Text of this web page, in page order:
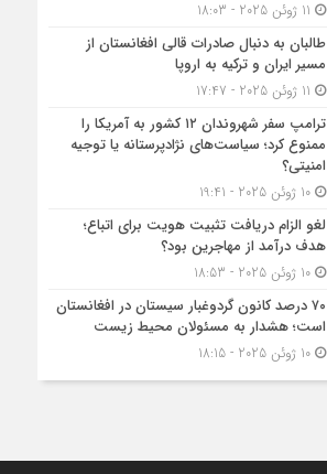
طالبان به دنبال صادرات قالی افغانستان از
مسیر ایران و ترکیه به اروپا
ترامپ سفر شهروندان ۱۲ کشور به آمریکا را
ممنوع کرد؛ سیاست‌های نژادپرستانه یا توجیه
امنیتی؟
10 ژوئن 2025 - 19:41
لغو الزام دریافت تثبیت هویت برای اتباع؛
هدف درآمد از مهاجرین بود؟
10 ژوئن 2025 - 18:53
۷۰ درصد کانون گردوغبار سیستان در افغانستان
است؛ هشدار به مسئولان محیط زیست
10 ژوئن 2025 - 18:15